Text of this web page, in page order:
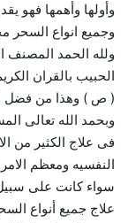
وأولها وأهمها فهو
وجميع انواع السحر
ولله الحمد
الحبيب بالقران
( ص ) وهذا من فضل
وبحمد الله تعالى
فى علاج الكثير من
النفسيه ومعظم
سواء كانت على
علاج جميع أنواع